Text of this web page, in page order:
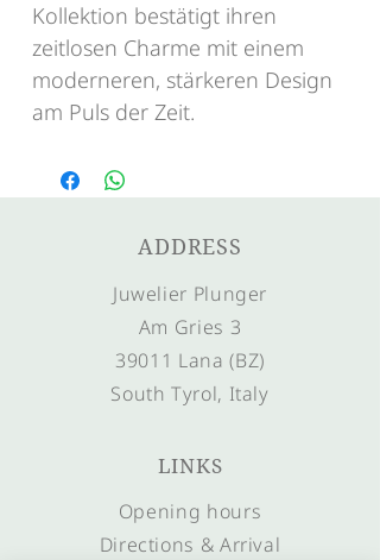
Kollektion bestätigt ihren
zeitlosen Charme mit einem
moderneren, stärkeren Design
am Puls der Zeit.
ADDRESS
Juwelier Plunger
Am Gries 3
39011 Lana (BZ)
South Tyrol, Italy
LINKS
Opening hours
Directions & Arrival